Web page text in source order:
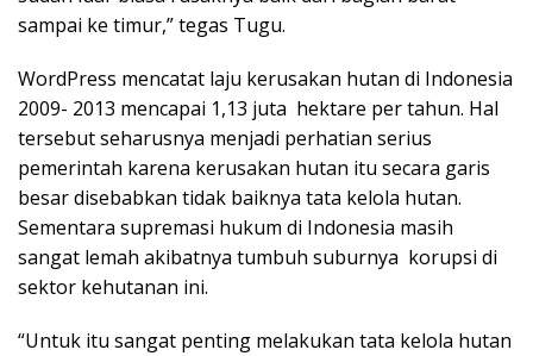
sampai ke timur,” tegas Tugu.
WordPress mencatat laju kerusakan hutan di Indonesia
2009- 2013 mencapai 1,13 juta hektare per tahun. Hal
tersebut seharusnya menjadi perhatian serius
pemerintah karena kerusakan hutan itu secara garis
besar disebabkan tidak baiknya tata kelola hutan.
Sementara supremasi hukum di Indonesia masih
sangat lemah akibatnya tumbuh suburnya korupsi di
sektor kehutanan ini.
“Untuk itu sangat penting melakukan tata kelola hutan